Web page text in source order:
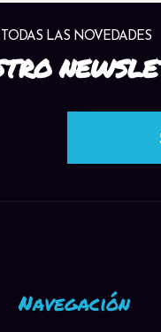
LAS NOVEDADES
Navegación